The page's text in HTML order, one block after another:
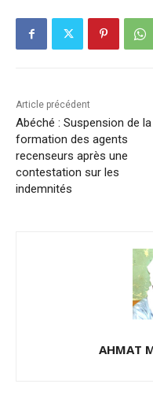
Article précédent
Abéché : Suspension de la
formation des agents
recenseurs après une
contestation sur les
indemnités
AHMAT